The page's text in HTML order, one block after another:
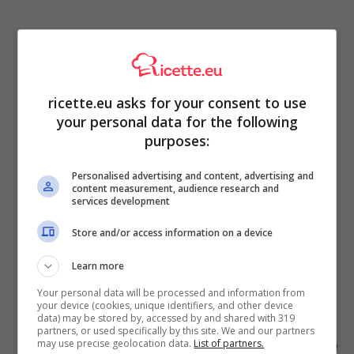
Per prima cosa prepariamo il caffè amaro e lo
lasciamo raffreddare.
Nel frattempopastorizziamo le uova
mascarpone ammorbidito leggermente, la
panna montata e la crema di pistacchi.
Mescoliamo ed amalgamiamo per bene il tutto
così da ottenere una crema perfettamente
liscia ed omogenea che rendiamo più compatta
ricette.eu asks for your consent to use
your personal data for the following
purposes:
Personalised advertising and content, advertising and
content measurement, audience research and
services development
Store and/or access information on a device
Learn more
Your personal data will be processed and information from
your device (cookies, unique identifiers, and other device
data) may be stored by, accessed by and shared with 319
partners, or used specifically by this site. We and our partners
may use precise geolocation data. List of partners.